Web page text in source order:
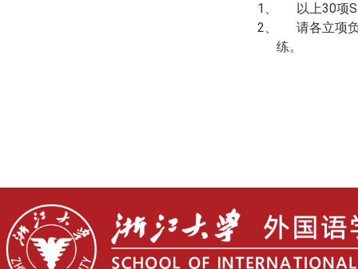
1、
以上30项
2、
请各立项
练。